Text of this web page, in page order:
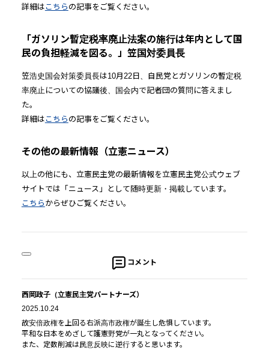
詳細は こちら の記事をご覧ください。
「ガソリン暫定税率廃止法案の施行は年内として国
民の負担軽減を図る。」笠国対委員長
笠浩史国会対策委員長は10月22日、自民党とガソリンの暫定税
率廃止についての協議後、国会内で記者団の質問に答えまし
た。
詳細は こちら の記事をご覧ください。
その他の最新情報（立憲ニュース）
以上の他にも、立憲民主党の最新情報を立憲民主党公式ウェブ
サイトでは「ニュース」として随時更新・掲載しています。
こちら からぜひご覧ください。
コメント
西岡政子（立憲民主党パートナーズ）
2025.10.24
故安倍政権を上回る右派高市政権が誕生し危惧しています。
平和な日本をめざして護憲野党が一丸となってください。
また、定数削減は民意反映に逆行すると思います。